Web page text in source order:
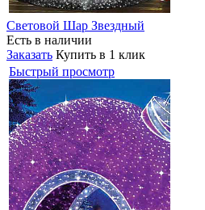
Световой Шар Звездный
Есть в наличии
Заказать Купить в 1 клик
Быстрый просмотр